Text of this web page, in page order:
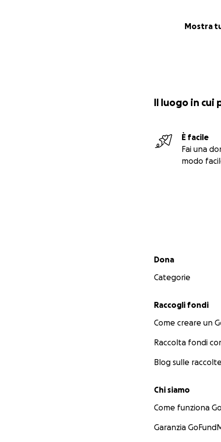
Mostra
Il luogo in cui
È facile
Fai una
modo
Menu secondario
Dona
Categorie
Raccogli fondi
Come creare un
Raccolta fondi
Blog sulle
Chi siamo
Come funziona
Garanzia